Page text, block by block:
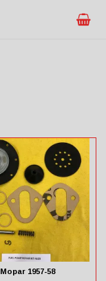
Mopar 1957-58